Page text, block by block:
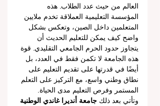
العالم من حيث عدد الطلاب. هذه
المؤسسة التعليمية العملاقة تخدم ملايين
المتعلمين داخل الصين، وتعكس بشكل
واضح كيف يمكن للتعليم الحديث أن
يتجاوز حدود الحرم الجامعي التقليدي. قوة
هذه الجامعة لا تكمن فقط في العدد، بل
أيضًا في قدرتها على تقديم التعليم على
نطاق وطني واسع، مع التركيز على التعلم
المستمر وفرص التعليم مدى الحياة.
وتأتي بعد ذلك جامعة أنديرا غاندي الوطنية